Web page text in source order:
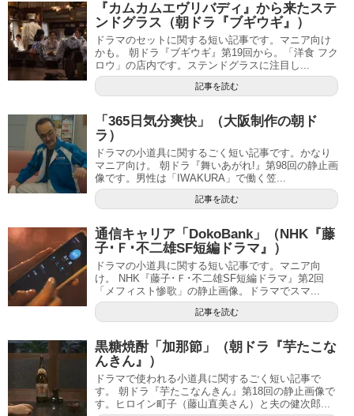
『カムカムエヴリバディ』から来たステ
ンドグラス（朝ドラ『ブギウギ』）
ドラマのセットに関する短い記事です。マニア向け
かも。 朝ドラ『ブギウギ』第19回から。「洋食 フク
ロウ」の店内です。ステンドグラスに注目し...
記事を読む
「365日気分爽快」（大阪制作の朝ド
ラ）
ドラマの小道具に関するごく短い記事です。かなり
マニア向け。 朝ドラ『舞いあがれ!』第98回の静止画
像です。男性は「IWAKURA」で働く笠...
記事を読む
通信キャリア「DokoBank」（NHK『藤
子･Ｆ･不二雄SF短編ドラマ』）
ドラマの小道具に関する短い記事です。マニア向
け。 NHK『藤子･Ｆ･不二雄SF短編ドラマ』第2回
「メフィスト惨歌」の静止画像。ドラマでスマ...
記事を読む
黒糖焼酎「加那節」（朝ドラ『芋たこな
んきん』）
ドラマで使われる小道具に関するごく短い記事で
す。 朝ドラ『芋たこなんきん』第18回の静止画像で
す。ヒロイン町子（藤山直美さん）と夫の健次郎...